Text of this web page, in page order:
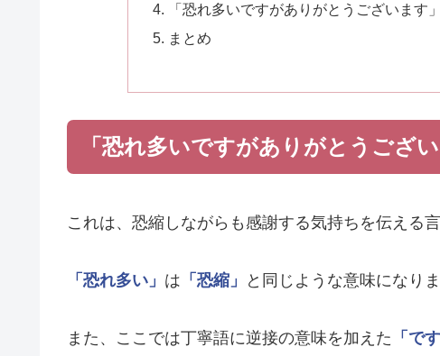
「恐れ多いですがありがとうございます
まとめ
「恐れ多いですがありがとうござ
これは、恐縮しながらも感謝する気持ちを伝える言
「恐れ多い」 は 「恐縮」 と同じような意味になりま
また、ここでは丁寧語に逆接の意味を加えた 「で